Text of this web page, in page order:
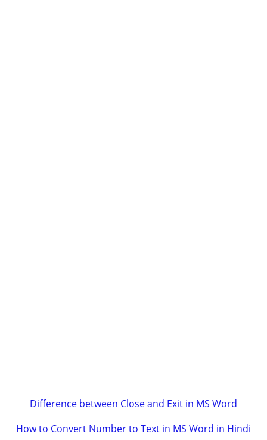
Difference between Close and Exit in MS Word
How to Convert Number to Text in MS Word in Hindi